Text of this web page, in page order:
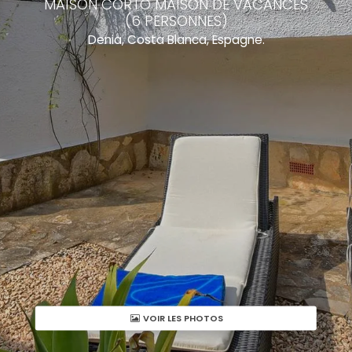
MAISON CORTO MAISON DE VACANCES
(6 PERSONNES)
Denia, Costa Blanca, Espagne.
VOIR LES PHOTOS